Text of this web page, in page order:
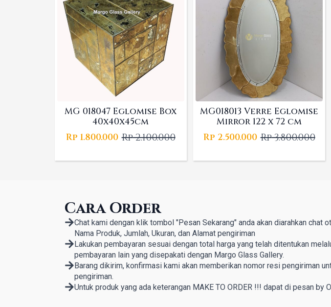
MG 018047 Eglomise Box
40x40x45cm
Rp2.100.000
Original
was:
Rp 1.800.000 Current
is:
MG018013 Verre Eglomise
Mirror 122 x 72 cm
Rp3.800.000
Original
was:
Rp 2.500.000 Current
is:
Cara Order
Chat kami dengan klik tombol "Pesan Sekarang" anda akan diarahkan chat
Nama Produk, Jumlah, Ukuran, dan Alamat pengiriman
Lakukan pembayaran sesuai dengan total harga yang telah ditentukan
pembayaran lain yang disepakati dengan Margo Glass Gallery.
Barang dikirim, konfirmasi kami akan memberikan nomor resi pengiriman
pengiriman.
Untuk produk yang ada keterangan MAKE TO ORDER !!! dapat di pesan by